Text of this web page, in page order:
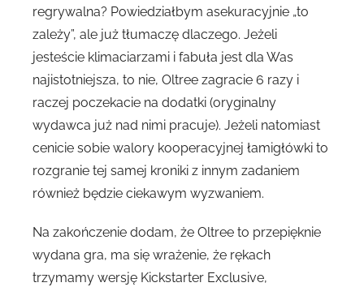
regrywalna? Powiedziałbym asekuracyjnie „to
zależy”, ale już tłumaczę dlaczego. Jeżeli
jesteście klimaciarzami i fabuła jest dla Was
najistotniejsza, to nie, Oltree zagracie 6 razy i
raczej poczekacie na dodatki (oryginalny
wydawca już nad nimi pracuje). Jeżeli natomiast
cenicie sobie walory kooperacyjnej łamigłówki to
rozgranie tej samej kroniki z innym zadaniem
również będzie ciekawym wyzwaniem.
Na zakończenie dodam, że Oltree to przepięknie
wydana gra, ma się wrażenie, że rękach
trzymamy wersję Kickstarter Exclusive,